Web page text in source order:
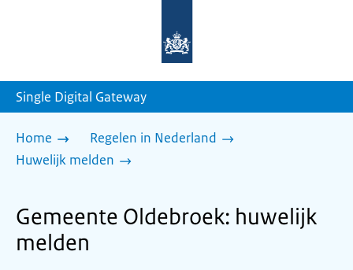
homepage
Single Digital Gateway
Home
Regelen in Nederland
Huwelijk melden
Gemeente Oldebroek: huwelijk
melden